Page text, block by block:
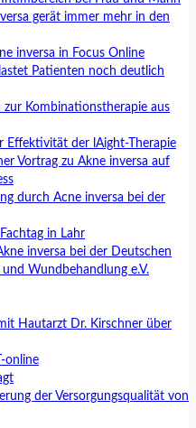
gerät immer mehr in den
inversa in Focus Online
Patienten noch deutlich
Kombinationstherapie aus
Effektivität der lAight-Therapie
Vortrag zu Akne inversa auf
durch Acne inversa bei der
in Lahr
inversa bei der Deutschen
Wundbehandlung e.V.
Hautarzt Dr. Kirschner über
online
der Versorgungsqualität von